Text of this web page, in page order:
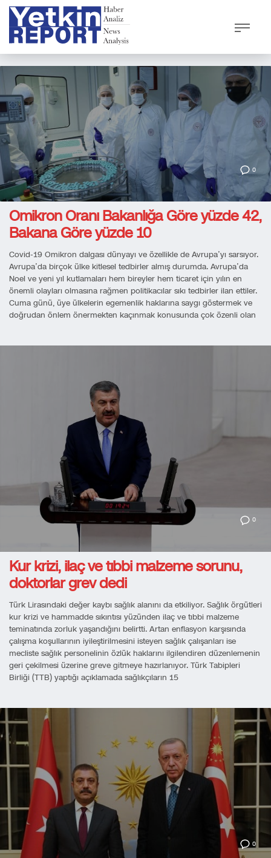
0
Omikron Oranı Bakanlığa Göre yüzde 42,
Bakana Göre yüzde 10
Covid-19 Omikron dalgası dünyayı ve özellikle de Avrupa’yı sarsıyor.
Avrupa’da birçok ülke kitlesel tedbirler almış durumda. Avrupa’da
Noel ve yeni yıl kutlamaları hem bireyler hem ticaret için yılın en
önemli olayları olmasına rağmen politikacılar sıkı tedbirler ilan ettiler.
Cuma günü, üye ülkelerin egemenlik haklarına saygı göstermek ve
doğrudan önlem önermekten kaçınmak konusunda çok özenli olan
0
Kur krizi, ilaç ve tıbbi malzeme sorunu,
doktorlar grev dedi
Türk Lirasındaki değer kaybı sağlık alanını da etkiliyor. Sağlık örgütleri
kur krizi ve hammadde sıkıntısı yüzünden ilaç ve tıbbi malzeme
teminatında zorluk yaşandığını belirtti. Artan enflasyon karşısında
çalışma koşullarının iyileştirilmesini isteyen sağlık çalışanları ise
mecliste sağlık personelinin özlük haklarını ilgilendiren düzenlemenin
geri çekilmesi üzerine greve gitmeye hazırlanıyor. Türk Tabipleri
Birliği (TTB) yaptığı açıklamada sağlıkçıların 15
0